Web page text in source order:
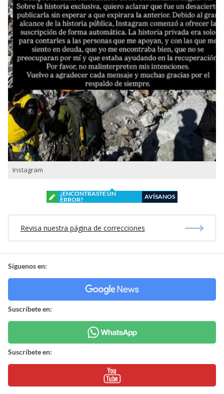
Instagram
¿ENCONTRASTE UN
ERROR?
AVÍSANOS
Revisa nuestra página de correcciones
Síguenos en:
Suscríbete en:
Suscríbete en: